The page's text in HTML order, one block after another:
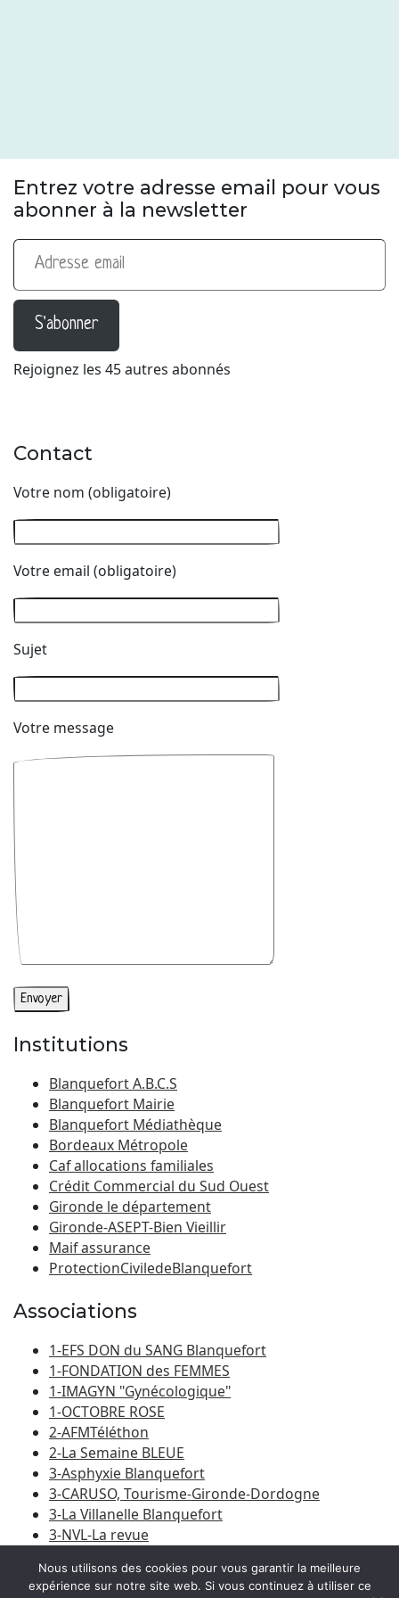
Entrez votre adresse email pour vous
abonner à la newsletter
Adresse email
S'abonner
Rejoignez les 45 autres abonnés
Contact
Votre nom (obligatoire)
Votre email (obligatoire)
Sujet
Votre message
Institutions
Blanquefort A.B.C.S
Blanquefort Mairie
Blanquefort Médiathèque
Bordeaux Métropole
Caf allocations familiales
Crédit Commercial du Sud Ouest
Gironde le département
Gironde-ASEPT-Bien Vieillir
Maif assurance
ProtectionCiviledeBlanquefort
Associations
1-EFS DON du SANG Blanquefort
1-FONDATION des FEMMES
1-IMAGYN "Gynécologique"
1-OCTOBRE ROSE
2-AFMTéléthon
2-La Semaine BLEUE
3-Asphyxie Blanquefort
3-CARUSO, Tourisme-Gironde-Dordogne
3-La Villanelle Blanquefort
3-NVL-La revue
Nous utilisons des cookies pour vous garantir la meilleure
expérience sur notre site web. Si vous continuez à utiliser ce